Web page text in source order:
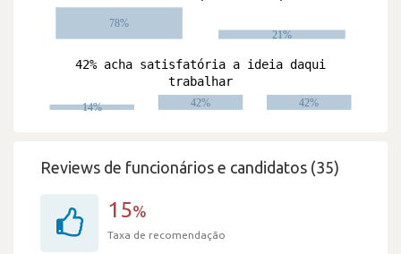
Reviews de funcionários e candidatos (35)
15%
Taxa de recomendação